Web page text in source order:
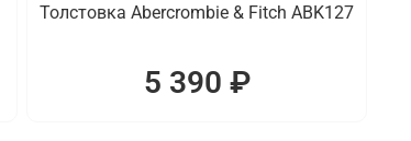
Толстовка Abercrombie & Fitch ABK127
5 390 ₽